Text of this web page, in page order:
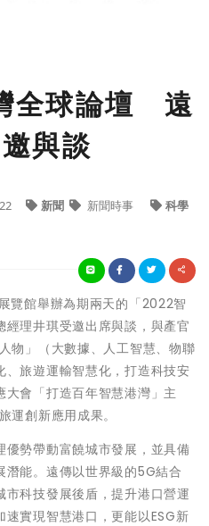
全球論壇 遠
與談
新聞 新聞時事 科學
覽館舉辦為期兩天的「2022智
理井琪受邀出席與談，與產官
物」（大數據、人工智慧、物聯
旅遊運輸智慧化，打造科技安
會「打造百年智慧港灣」主
運創新應用成果。
勢帶動富饒城市發展，並具備
能。遠傳以世界級的5G結合
市科技發展後盾，提升港口營運
實現智慧港口，更能以ESG新